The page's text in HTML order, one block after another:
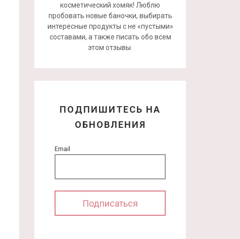
косметический хомяк! Люблю
пробовать новые баночки, выбирать
интересные продукты с не «пустыми»
составами, а также писать обо всем
этом отзывы.
ПОДПИШИТЕСЬ НА
ОБНОВЛЕНИЯ
Email